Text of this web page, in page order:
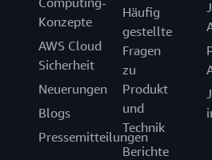
Konzepte
AWS Cloud
Sicherheit
Neuerungen
Blogs
Pressemitteilungen
Häufig
gestellte
Fragen
zu
Produkt
und
Technik
Berichte